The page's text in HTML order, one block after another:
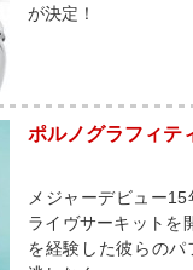
が決定！
ポルノグラフィテ
メジャーデビュー
ライヴサーキットを
を経験した彼らのパ